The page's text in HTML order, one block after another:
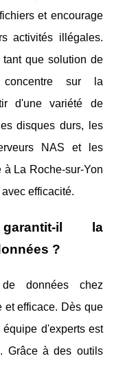
et encourage
activités illégales.
que solution de
sur la
d'une variété de
disques durs, les
NAS et les
à La Roche-sur-Yon
efficacité.
il la
?
données chez
et efficace. Dès que
d'experts est
Grâce à des outils